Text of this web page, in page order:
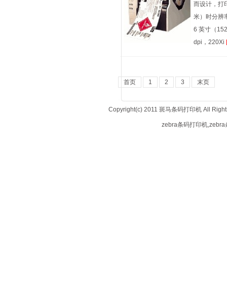
而设计，打
米）时分辨
6 英寸（
dpi，220Xi
首页 1 2 3 末页
Copyright(c) 2011 斑马条码打印机 All
zebra条码打印机